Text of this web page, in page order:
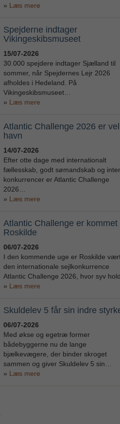
Læs mere
Spejderne indtager
Vikingeskibsmuseet
15/07-2026
30.000 spejdere indtager Sjælland til
sommer, når Spejdernes Lejr 2026
afholdes i Hedeland. På
Vikingeskibsmuseet…
Læs mere
Atlantic Challenge 2026 er
havn
14/07-2026
Efter otte dage med internationalt
fællesskab, godt sømandskab og
konkurrencer er Atlantic Challenge
2026…
Læs mere
Atlantic Challenge er kommet
Roskilde
06/07-2026
I den kommende uge er Roskilde
den internationale sejlkonkurrence
Atlantic Challenge 2026, hvor syv
Læs mere
Skuldelev 5 får sin indre
06/07-2026
Med økse og egetræ former
bådebyggerne nu de lange
bjælkevægere, der binder skroget
sammen og giver Skuldelev 5 sin…
Læs mere